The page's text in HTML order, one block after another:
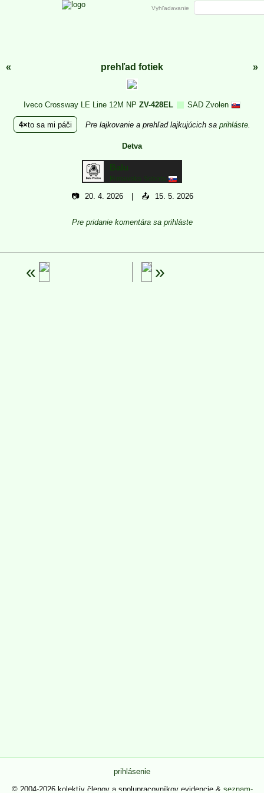
« prehľad fotiek »
Iveco Crossway LE Line 12M NP ZV-428EL SAD Zvolen
4 to sa mi páči Pre lajkovanie a prehľad lajkujúcich sa prihláste
Detva
Balu
Rimavska Sobota
📷 20. 4. 2026 📤 15. 5. 2026
Pre pridanie komentára sa prihláste
Vyhľadavanie
prihlásenie
© 2004-2026 kolektív členov a spolupracovníkov evidencie & seznam-